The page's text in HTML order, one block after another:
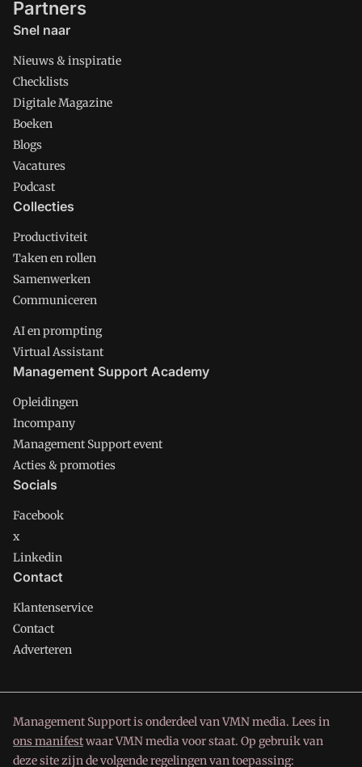
Partners
Snel naar
Nieuws & inspiratie
Checklists
Digitale Magazine
Boeken
Blogs
Vacatures
Podcast
Collecties
Productiviteit
Taken en rollen
Samenwerken
Communiceren
AI en prompting
Virtual Assistant
Management Support Academy
Opleidingen
Incompany
Management Support event
Acties & promoties
Socials
Facebook
x
Linkedin
Contact
Klantenservice
Contact
Adverteren
Management Support is onderdeel van VMN media. Lees in
ons manifestwaar VMN media voor staat. Op gebruik van
deze site zijn de volgende regelingen van toepassing: